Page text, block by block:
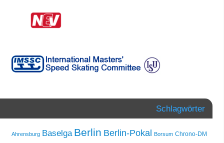
Schlagwörter
Ahrensburg Baselga Berlin Berlin-Pokal Borsum Chrono-DM